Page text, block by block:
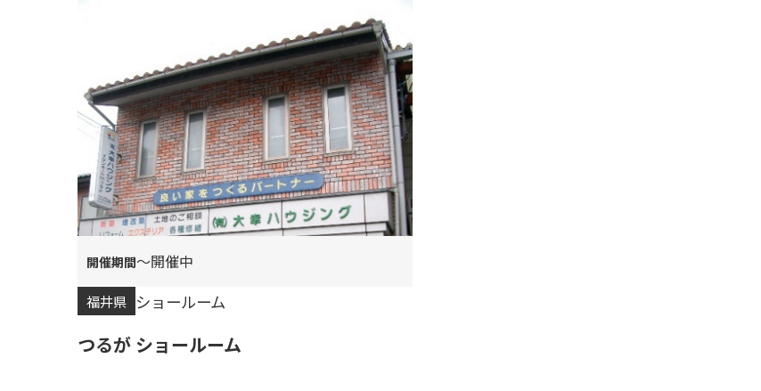
〜開催中
福井県 ショールーム
つるが ショールーム